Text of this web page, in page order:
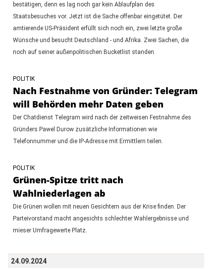
bestätigen, denn es lag noch gar kein Ablaufplan des
Staatsbesuches vor. Jetzt ist die Sache offenbar eingetütet. Der
amtierende US-Präsident erfüllt sich noch ein, zwei letzte große
Wünsche und besucht Deutschland - und Afrika. Zwei Sachen, die
noch auf seiner außenpolitischen Bucketlist standen.
POLITIK
Nach Festnahme von Gründer: Telegram
will Behörden mehr Daten geben
Der Chatdienst Telegram wird nach der zeitweisen Festnahme des
Gründers Pawel Durow zusätzliche Informationen wie
Telefonnummer und die IP-Adresse mit Ermittlern teilen.
POLITIK
Grünen-Spitze tritt nach
Wahlniederlagen ab
Die Grünen wollen mit neuen Gesichtern aus der Krise finden. Der
Parteivorstand macht angesichts schlechter Wahlergebnisse und
mieser Umfragewerte Platz.
24.09.2024